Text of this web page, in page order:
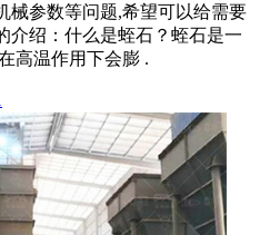
械参数等问题,希望可以给需要
介绍：什么是蛭石？蛭石是一
高温作用下会膨 .